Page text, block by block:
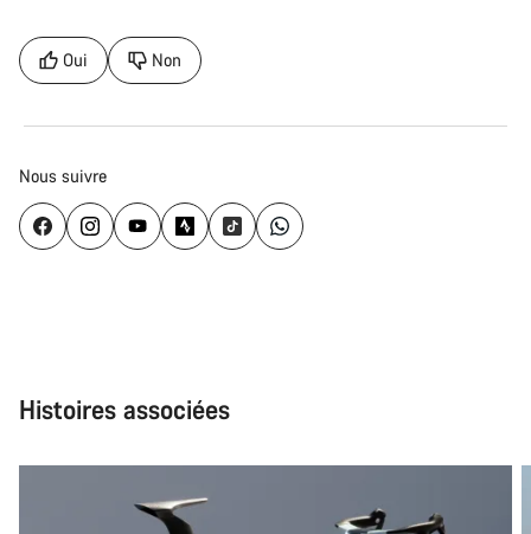
Oui Non
Nous suivre
Histoires associées